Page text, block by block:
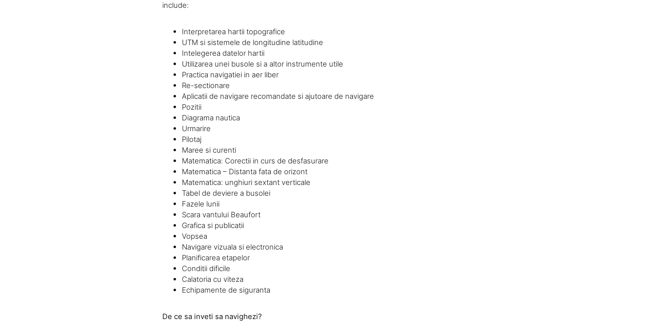
include:
Interpretarea hartii topografice
UTM si sistemele de longitudine latitudine
Intelegerea datelor hartii
Utilizarea unei busole si a altor instrumente utile
Practica navigatiei in aer liber
Re-sectionare
Aplicatii de navigare recomandate si ajutoare de navigare
Pozitii
Diagrama nautica
Urmarire
Pilotaj
Maree si curenti
Matematica: Corectii in curs de desfasurare
Matematica – Distanta fata de orizont
Matematica: unghiuri sextant verticale
Tabel de deviere a busolei
Fazele lunii
Scara vantului Beaufort
Grafica si publicatii
Vopsea
Navigare vizuala si electronica
Planificarea etapelor
Conditii dificile
Calatoria cu viteza
Echipamente de siguranta
De ce sa inveti sa navighezi?